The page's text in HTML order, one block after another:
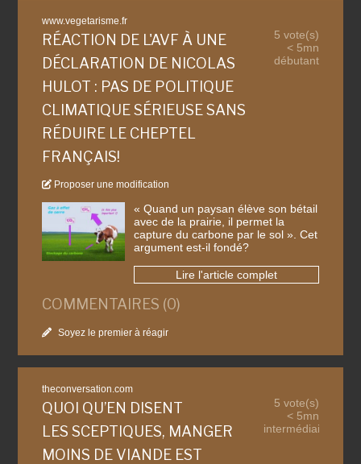
www.vegetarisme.fr
RÉACTION DE L'AVF À UNE
DÉCLARATION DE NICOLAS
HULOT : PAS DE POLITIQUE
CLIMATIQUE SÉRIEUSE SANS
RÉDUIRE LE CHEPTEL
FRANÇAIS!
Proposer une modification
5 vote(s)
< 5mn
débutant
« Quand un paysan élève son bétail
avec de la prairie, il permet la
capture du carbone par le sol ». Cet
argument est-il fondé?
Lire l'article complet
COMMENTAIRES (0)
Soyez le premier à réagir
theconversation.com
QUOI QU’EN DISENT
LES SCEPTIQUES, MANGER
MOINS DE VIANDE EST
5 vote(s)
< 5mn
intermédiaire